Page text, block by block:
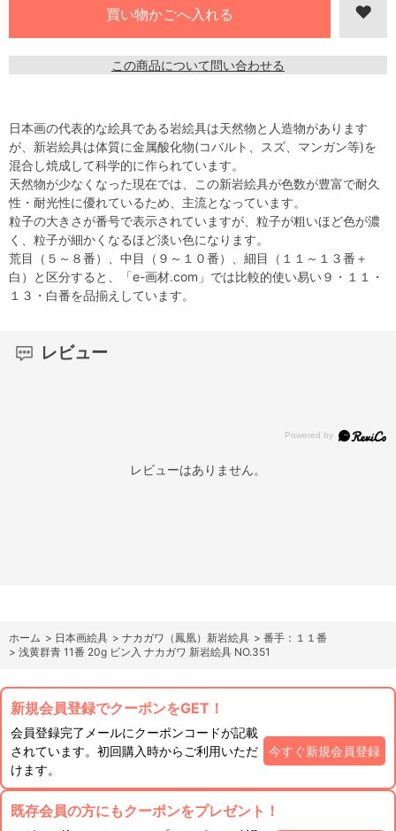
この商品について問い合わせる
日本画の代表的な絵具である岩絵具は天然物と人造物があります
が、新岩絵具は体質に金属酸化物(コバルト、スズ、マンガン等)を
混合し焼成して科学的に作られています。
天然物が少なくなった現在では、この新岩絵具が色数が豊富で耐久
性・耐光性に優れているため、主流となっています。
粒子の大きさが番号で表示されていますが、粒子が粗いほど色が濃
く、粒子が細かくなるほど淡い色になります。
荒目（５～８番）、中目（９～１０番）、細目（１１～１３番＋
白）と区分すると、「e-画材.com」では比較的使い易い９・１１・
１３・白番を品揃えしています。
レビュー
レビューはありません。
ホーム > 日本画絵具 > ナカガワ（鳳凰）新岩絵具 > 番手：１１番
> 浅黄群青 11番 20g ビン入 ナカガワ 新岩絵具 NO.351
新規会員登録でクーポンをGET！
会員登録完了メールにクーポンコードが記載
されています。初回購入時からご利用いただ
けます。
今すぐ新規会員登録
既存会員の方にもクーポンをプレゼント！